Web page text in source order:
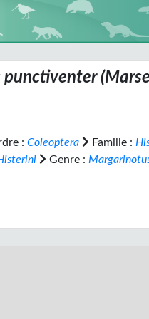
punctiventer
: Coleoptera Famille :
Genre :